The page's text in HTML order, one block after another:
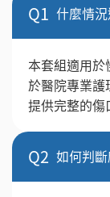
Q1 什麼情
本套組適用
於醫院專業護
提供完整的傷
Q2 如何判